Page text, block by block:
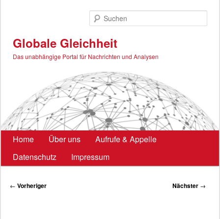
Globale Gleichheit
Das unabhängige Portal für Nachrichten und Analysen
Hauptmenü
Home Über uns
Aufrufe & Appelle
Datenschutz
Impressum
Beitragsnavigation
← Vorheriger Nächster →